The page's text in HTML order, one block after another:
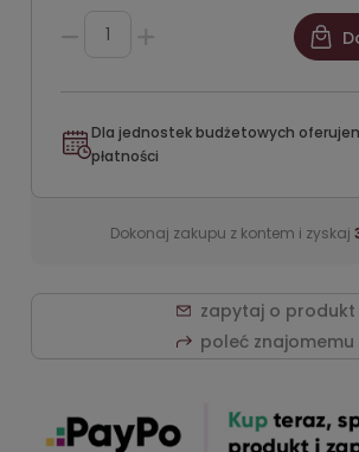
Dla jednostek budżetowych
płatności
Dokonaj zakupu z kontem i zyskaj
zapytaj o produkt
poleć znajomemu